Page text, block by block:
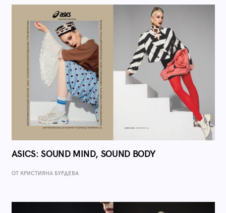
ASICS: SOUND MIND, SOUND BODY
ОТ КРИСТИЯНА БУРДЕВА